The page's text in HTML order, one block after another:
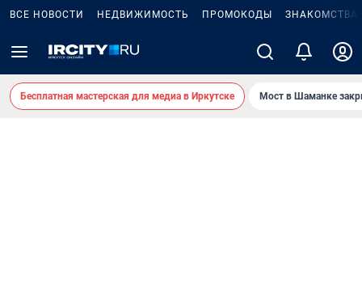
ВСЕ НОВОСТИ НЕДВИЖИМОСТЬ ПРОМОКОДЫ ЗНАКОМСТВА
Бесплатная мастерская для медиа в Иркутске Мост в Шаманке